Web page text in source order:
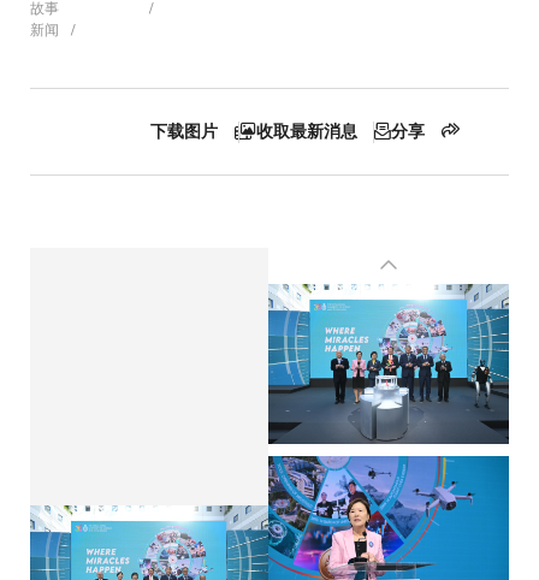
包
屑
故事
新闻
下载图片 收取最新消息 分享